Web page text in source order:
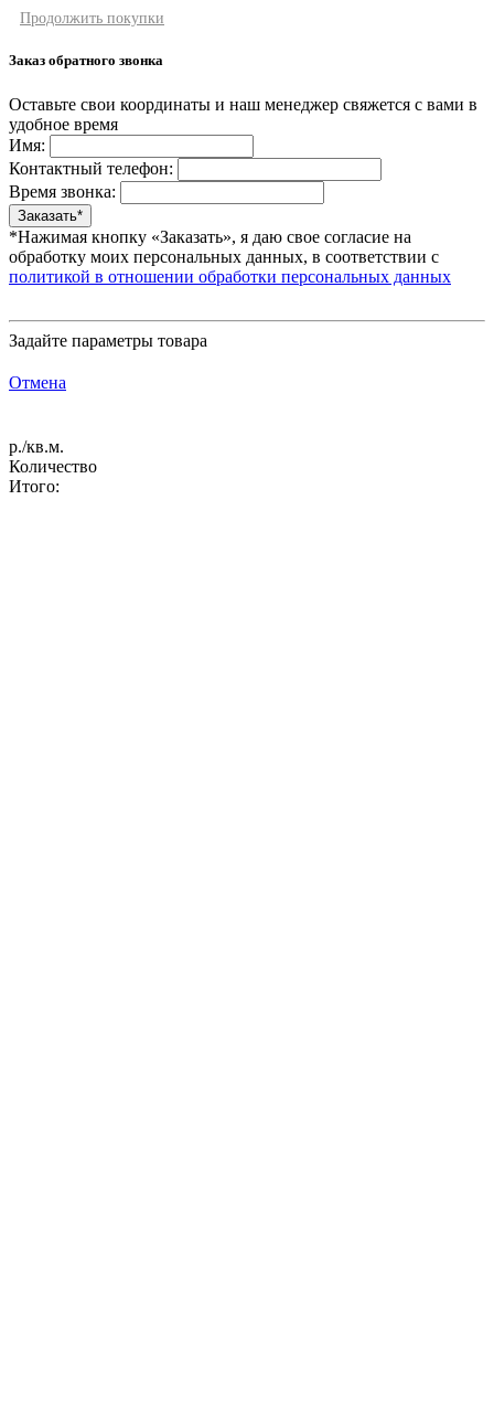
Продолжить покупки
Заказ обратного звонка
Оставьте свои координаты и наш менеджер свяжется с вами в
удобное время
Имя:
Контактный телефон:
Время звонка:
*Нажимая кнопку «Заказать», я даю свое согласие на
обработку моих персональных данных, в соответствии с
политикой в отношении обработки персональных данных
Задайте параметры товара
Отмена
р./кв.м.
Количество
Итого: